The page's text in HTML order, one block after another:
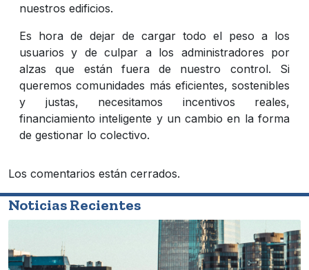
nuestros edificios.
Es hora de dejar de cargar todo el peso a los
usuarios y de culpar a los administradores por
alzas que están fuera de nuestro control. Si
queremos comunidades más eficientes, sostenibles
y justas, necesitamos incentivos reales,
financiamiento inteligente y un cambio en la forma
de gestionar lo colectivo.
Los comentarios están cerrados.
Noticias Recientes